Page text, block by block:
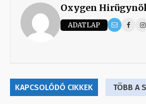
Oxygen
ADATLAP
KAPCSOLÓDÓ CIKKEK TÖBB A